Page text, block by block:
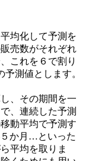
均化して予測を
売数がそれぞれ
これを６で割り
測値とします。
、その期間を一
、連続した予測
動平均で予測す
か月…といった
平均を取りま